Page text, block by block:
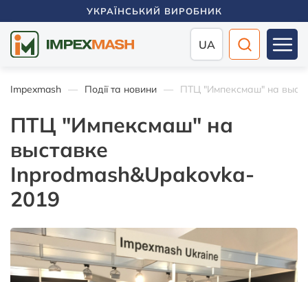
УКРАЇНСЬКИЙ ВИРОБНИК
UA
Impexmash Події та новини ПТЦ "Импексмаш" на
ПТЦ "Импексмаш" на
выставке
Inprodmash&Upakovka-
2019